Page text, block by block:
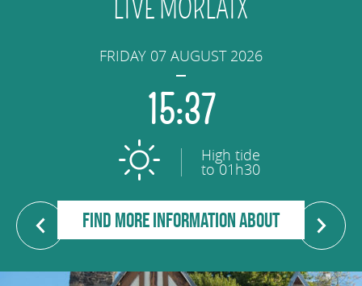
LIVE MORLAIX
FRIDAY 07 AUGUST 2026
15:37
High tide
to 01h30
FIND MORE INFORMATION ABOUT